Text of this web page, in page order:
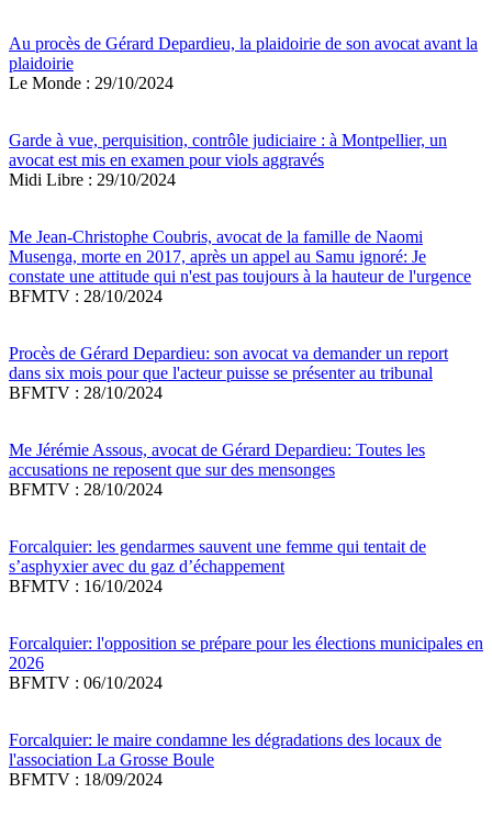
Au procès de Gérard Depardieu, la plaidoirie de son avocat avant la
plaidoirie
Le Monde : 29/10/2024
Garde à vue, perquisition, contrôle judiciaire : à Montpellier, un
avocat est mis en examen pour viols aggravés
Midi Libre : 29/10/2024
Me Jean-Christophe Coubris, avocat de la famille de Naomi
Musenga, morte en 2017, après un appel au Samu ignoré: Je
constate une attitude qui n'est pas toujours à la hauteur de l'urgence
BFMTV : 28/10/2024
Procès de Gérard Depardieu: son avocat va demander un report
dans six mois pour que l'acteur puisse se présenter au tribunal
BFMTV : 28/10/2024
Me Jérémie Assous, avocat de Gérard Depardieu: Toutes les
accusations ne reposent que sur des mensonges
BFMTV : 28/10/2024
Forcalquier: les gendarmes sauvent une femme qui tentait de
s’asphyxier avec du gaz d’échappement
BFMTV : 16/10/2024
Forcalquier: l'opposition se prépare pour les élections municipales en
2026
BFMTV : 06/10/2024
Forcalquier: le maire condamne les dégradations des locaux de
l'association La Grosse Boule
BFMTV : 18/09/2024